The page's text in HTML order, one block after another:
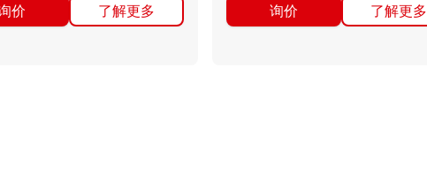
价 了解更多 询价 了解更多